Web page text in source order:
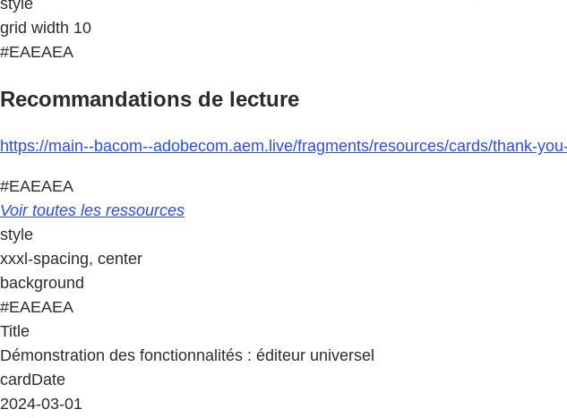
style
grid width 10
#EAEAEA
Recommandations de lecture
https://main--bacom--adobecom.aem.live/fragments/resources/cards/thank-
#EAEAEA
Voir toutes les ressources
style
xxxl-spacing, center
background
#EAEAEA
Title
Démonstration des fonctionnalités : éditeur universel
cardDate
2024-03-01